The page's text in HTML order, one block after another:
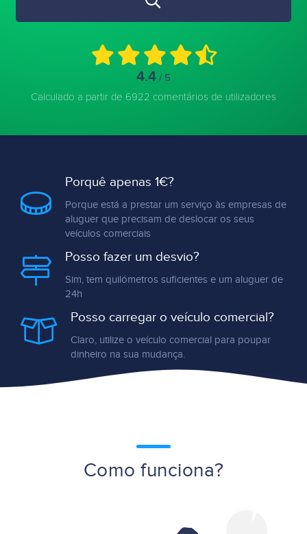
4.4 / 5
Calculado a partir de 6922 comentários de utilizadores
Porquê apenas 1€?
Porque está a prestar um serviço às empresas de
aluguer que precisam de deslocar os seus
veículos comerciais
Posso fazer um desvio?
Sim, tem quilómetros suficientes e um aluguer de
24h
Posso carregar o veículo comercial?
Claro, utilize o veículo comercial para poupar
dinheiro na sua mudança.
Como funciona?